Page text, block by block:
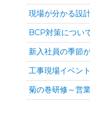
現場が分かる設
BCP対策につい
新入社員の季節
工事現場イベン
菊の巻研修～営